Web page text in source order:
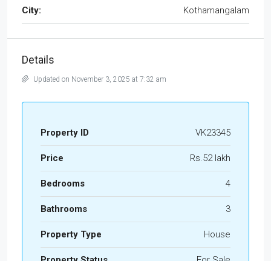
City: Kothamangalam
Details
Updated on November 3, 2025 at 7:32 am
Property ID VK23345
Price Rs.52 lakh
Bedrooms 4
Bathrooms 3
Property Type House